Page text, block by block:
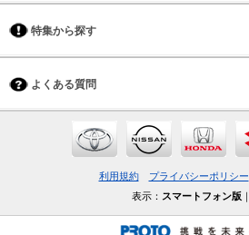
特集から探す
よくある質問
利用規約 プライバシーポリシー
表示： スマートフォン版 ｜